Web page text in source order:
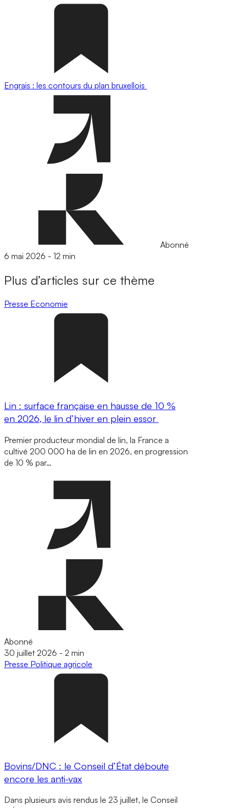
Engrais : les contours du plan bruxellois
Abonné
6 mai 2026 - 12 min
Plus d’articles sur ce thème
Presse Economie
Lin : surface française en hausse de 10 %
en 2026, le lin d’hiver en plein essor
Premier producteur mondial de lin, la France a
cultivé 200 000 ha de lin en 2026, en progression
de 10 % par…
Abonné
30 juillet 2026 - 2 min
Presse Politique agricole
Bovins/DNC : le Conseil d’État déboute
encore les anti-vax
Dans plusieurs avis rendus le 23 juillet, le Conseil